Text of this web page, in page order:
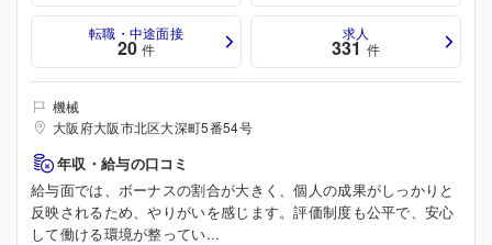
転職・中途面接
20 件
求人
331 件
機械
大阪府大阪市北区大深町5番54号
年収・給与の口コミ
給与面では、ボーナスの割合が大きく、個人の成果がしっかりと
反映されるため、やりがいを感じます。評価制度も公平で、安心
して働ける環境が整ってい...